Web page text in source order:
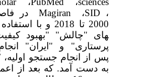
SID، Magiran
در
2000 تا 2018
و با استفاده
های "چالش" "بهبود کیفیت
پرستاری" و "ایران"
پس از انجام جستجواولیه
به دست آمد.که بعد از